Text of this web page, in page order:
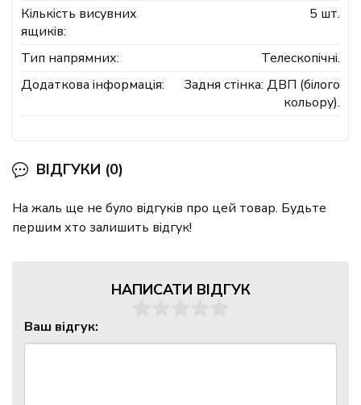
Кількість висувних
ящиків:
5 шт.
Тип напрямних:
Телескопічні.
Додаткова інформація:
Задня стінка: ДВП (білого
кольору).
ВІДГУКИ (0)
На жаль ще не було відгуків про цей товар. Будьте
першим хто залишить відгук!
НАПИСАТИ ВІДГУК
Ваш відгук: